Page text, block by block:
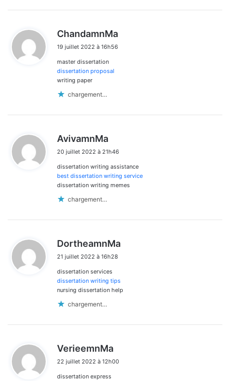
ChandamnMa
19 juillet 2022 à 16h56
master dissertation
dissertation proposal
writing paper
chargement…
AvivamnMa
t
:
20 juillet 2022 à 21h46
dissertation writing assistance
best dissertation writing service
dissertation writing memes
chargement…
DortheamnMa
21 juillet 2022 à 16h28
dissertation services
dissertation writing tips
nursing dissertation help
chargement…
VerieemnMa
t
22 juillet 2022 à 12h00
dissertation express